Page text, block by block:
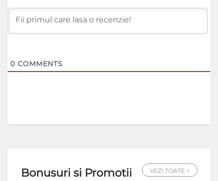
0 COMMENTS
Bonusuri si Promotii VEZI TOATE →